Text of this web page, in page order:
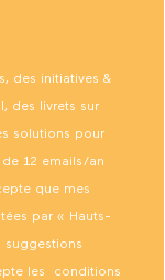
des initiatives &
des livrets sur
solutions pour
12 emails/an
que mes
par « Hauts-
suggestions
les conditions